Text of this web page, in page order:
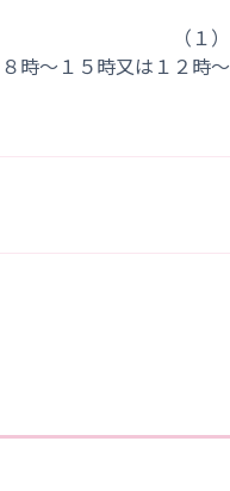
（１）
時又は１２時～